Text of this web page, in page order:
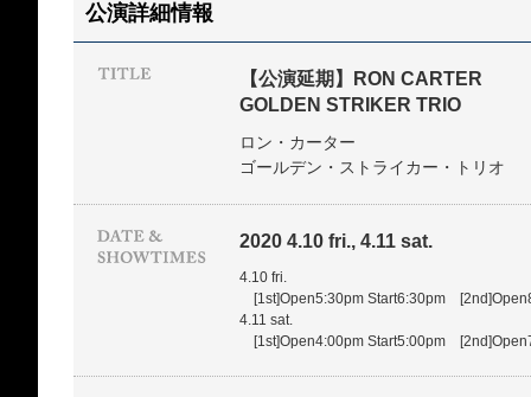
公演詳細情報
【公演延期】RON CARTER
GOLDEN STRIKER TRIO
ロン・カーター
ゴールデン・ストライカー・トリオ
2020 4.10 fri., 4.11 sat.
4.10 fri.
[1st]Open5:30pm Start6:30pm
4.11 sat.
[1st]Open4:00pm Start5:00pm